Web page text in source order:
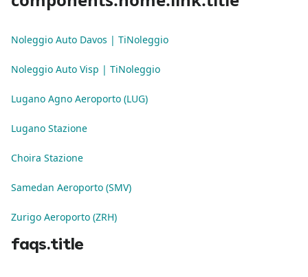
Noleggio Auto Davos | TiNoleggio
Noleggio Auto Visp | TiNoleggio
Lugano Agno Aeroporto (LUG)
Lugano Stazione
Choira Stazione
Samedan Aeroporto (SMV)
Zurigo Aeroporto (ZRH)
faqs.title